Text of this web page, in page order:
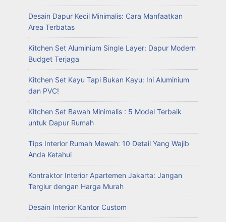
Desain Dapur Kecil Minimalis: Cara Manfaatkan
Area Terbatas
Kitchen Set Aluminium Single Layer: Dapur Modern
Budget Terjaga
Kitchen Set Kayu Tapi Bukan Kayu: Ini Aluminium
dan PVC!
Kitchen Set Bawah Minimalis : 5 Model Terbaik
untuk Dapur Rumah
Tips Interior Rumah Mewah: 10 Detail Yang Wajib
Anda Ketahui
Kontraktor Interior Apartemen Jakarta: Jangan
Tergiur dengan Harga Murah
Desain Interior Kantor Custom